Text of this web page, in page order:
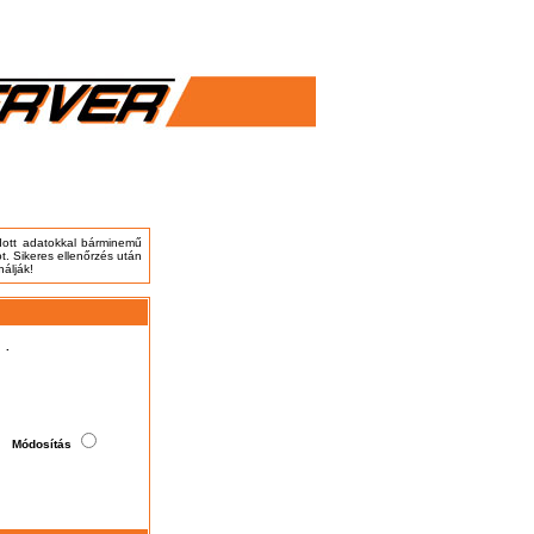
adatokkal bárminemű
Sikeres ellenőrzés után
Módosítás